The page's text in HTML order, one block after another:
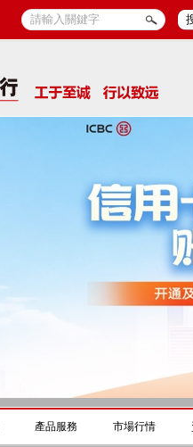
產品服務 市場行情